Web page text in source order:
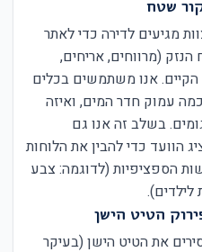
מגיעים לדירה כדי לאתר
(מרווחים, אריחים,
אנו משתמשים בכלים
עמוק חדר המים, ואיזה
בשלב זה אנו גם
הוועד כדי להבין את הלוחות
הספציפיות (לדוגמה: צבע
לילדים).
את הטיט הישן (בעיקר